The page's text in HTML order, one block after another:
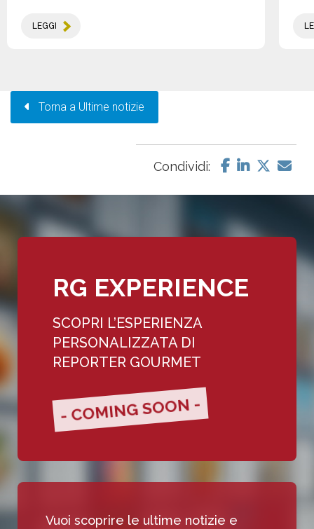
LEGGI
Torna a Ultime notizie
Condividi:
RG EXPERIENCE
SCOPRI L’ESPERIENZA
PERSONALIZZATA DI
REPORTER GOURMET
- COMING SOON -
Vuoi scoprire le ultime notizie e